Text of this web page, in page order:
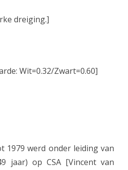
dreiging.]
Wit=0.32/Zwart=0.60]
1979 werd onder leiding van
jaar) op CSA [Vincent van